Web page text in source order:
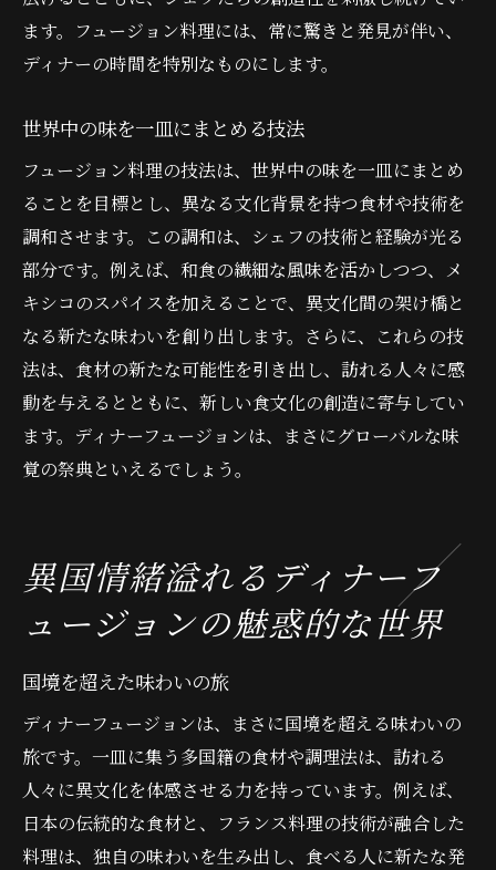
新しい味わいが家庭料理に与える影響
日常に取り入れたいディナーフュージョン
フュージョンによる食卓の彩り方
料理を通じて広がる家庭の味覚体験
ます。フュージョン料理には、常に驚きと発見が伴い、
ディナーの時間を特別なものにします。
世界中の味を一皿にまとめる技法
フュージョン料理の技法は、世界中の味を一皿にまとめ
ることを目標とし、異なる文化背景を持つ食材や技術を
調和させます。この調和は、シェフの技術と経験が光る
部分です。例えば、和食の繊細な風味を活かしつつ、メ
キシコのスパイスを加えることで、異文化間の架け橋と
なる新たな味わいを創り出します。さらに、これらの技
法は、食材の新たな可能性を引き出し、訪れる人々に感
動を与えるとともに、新しい食文化の創造に寄与してい
ます。ディナーフュージョンは、まさにグローバルな味
覚の祭典といえるでしょう。
異国情緒溢れるディナーフ
ュージョンの魅惑的な世界
国境を超えた味わいの旅
ディナーフュージョンは、まさに国境を超える味わいの
旅です。一皿に集う多国籍の食材や調理法は、訪れる
人々に異文化を体感させる力を持っています。例えば、
日本の伝統的な食材と、フランス料理の技術が融合した
料理は、独自の味わいを生み出し、食べる人に新たな発